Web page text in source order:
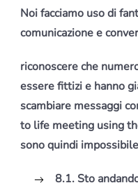
Noi facciamo uso di
comunicazione e
riconoscere che
essere fittizi e hanno
scambiare messaggi
to life meeting using
sono quindi
8.1. Sto